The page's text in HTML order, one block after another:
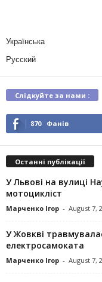
Українська
Русский
Слідкуйте за нами :
870 Фанів
Останні публікації
У Львові на вулиці
мотоцикліст
Марченко Ігор - August 7,
У Жовкві
електросамоката
Марченко Ігор - August 7,